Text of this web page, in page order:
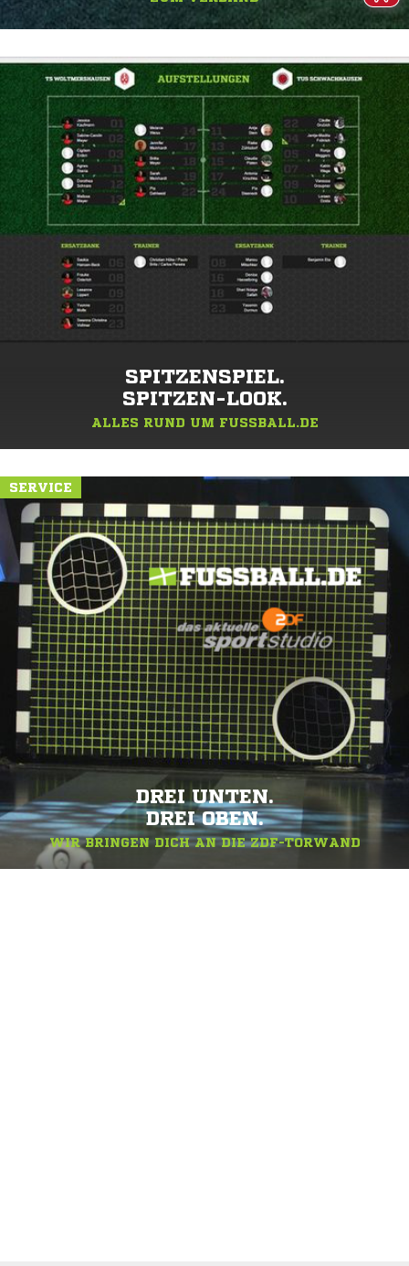
SPITZENSPIEL.
SPITZEN-LOOK.
ALLES RUND UM FUSSBALL.DE
SERVICE
DREI UNTEN.
DREI OBEN.
WIR BRINGEN DICH AN DIE ZDF-TORWAND